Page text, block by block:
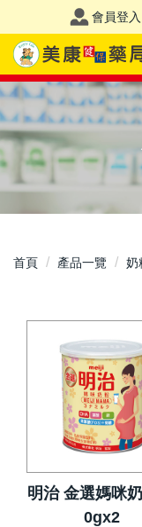
會員登入
首頁 產品一覽 奶
明治 金選媽咪
0gx2